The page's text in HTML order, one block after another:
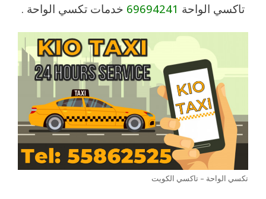
تاكسي الواحة 69694241 خدمات تكسي الواحة .
تكسي الواحة – تاكسي الكويت